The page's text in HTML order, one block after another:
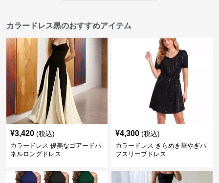
カラードレス黒のおすすめアイテム
¥3,420 (税込)
カラードレス 優美なゴアードパ
ネルロングドレス
¥4,300 (税込)
カラードレス きらめき華やぎパ
フスリーブドレス